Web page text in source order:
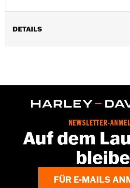
DETAILS
Installationsanleitung
In der Box: Soziussitz, Haltegurt,
Soziussitzbreite: 11.0
Maßeinheit Soziussitzbreite:Zoll
NEWSLETTER-
Auf dem
FÜR E-MAILS